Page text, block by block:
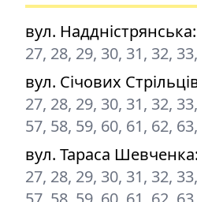
вул. Наддністрянська:
27, 28, 29, 30, 31, 32,
вул. Січових
27, 28, 29, 30, 31, 32,
57, 58, 59, 60, 61, 62,
вул. Тараса Шевченка:
27, 28, 29, 30, 31, 32,